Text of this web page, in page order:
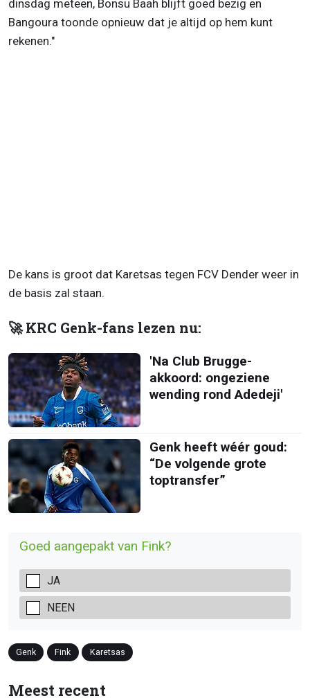
dinsdag meteen, Bonsu Baah blijft goed bezig en
Bangoura toonde opnieuw dat je altijd op hem kunt
rekenen."
De kans is groot dat Karetsas tegen FCV Dender weer in
de basis zal staan.
🚀 KRC Genk-fans lezen nu:
'Na Club Brugge-
akkoord: ongeziene
wending rond Adedeji'
Genk heeft wéér goud:
“De volgende grote
toptransfer”
Goed aangepakt van Fink?
JA
NEEN
Genk Fink Karetsas
Meest recent